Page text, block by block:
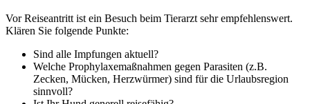
Vor Reiseantritt ist ein Besuch beim Tierarzt sehr empfehlenswert.
Klären Sie folgende Punkte:
Sind alle Impfungen aktuell?
Welche Prophylaxemaßnahmen gegen Parasiten (z.B.
Zecken, Mücken, Herzwürmer) sind für die Urlaubsregion
sinnvoll?